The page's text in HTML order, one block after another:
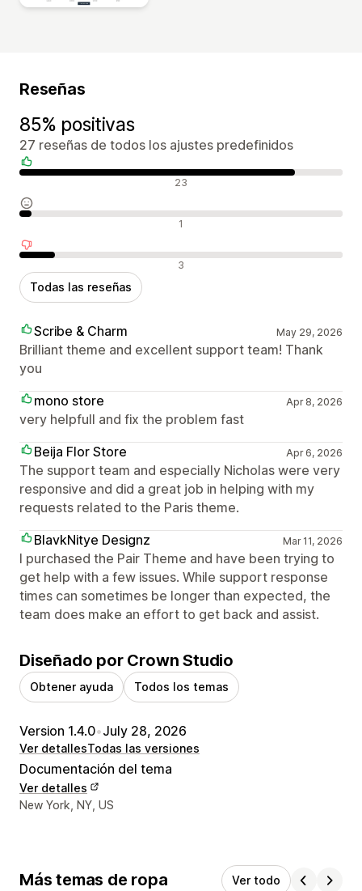
Reseñas
85% positivas
27 reseñas de todos los ajustes predefinidos
Reseñas positivas 23
Reseñas neutras 1
Reseñas negativas 3
Todas las reseñas
Scribe & Charm May 29, 2026
Brilliant theme and excellent support team! Thank
you
mono store
Apr 8, 2026
very helpfull and fix the problem fast
Beija Flor Store
Apr 6, 2026
The support team and especially Nicholas were very
responsive and did a great job in helping with my
requests related to the Paris theme.
BlavkNitye Designz
Mar 11, 2026
I purchased the Pair Theme and have been trying to
get help with a few issues. While support response
times can sometimes be longer than expected, the
team does make an effort to get back and assist.
Diseñado por Crown Studio
Obtener ayuda Todos los temas
Version 1.4.0•July 28, 2026
Ver detallesTodas las versiones
Documentación del tema
Ver detalles
Detalles de contacto del diseñador
New York, NY, US
Más temas de ropa Ver todo